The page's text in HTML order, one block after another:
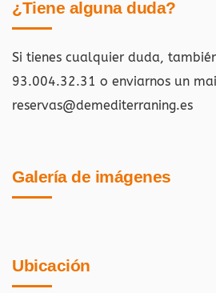
¿Tiene alguna duda?
Si tienes cualquier duda,
93.004.32.31 o enviarnos un
reservas@demediterraning.es
Galería de imágenes
Ubicación